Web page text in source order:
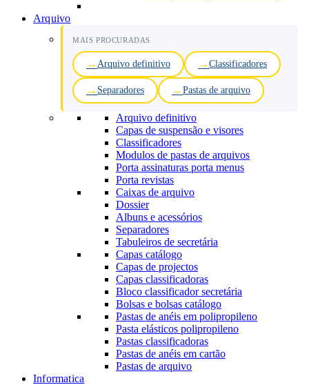
Arquivo
MAIS PROCURADAS
Arquivo definitivo Classificadores
Separadores Pastas de arquivo
Arquivo definitivo
Capas de suspensão e visores
Classificadores
Modulos de pastas de arquivos
Porta assinaturas porta menus
Porta revistas
Caixas de arquivo
Dossier
Albuns e acessórios
Separadores
Tabuleiros de secretária
Capas catálogo
Capas de projectos
Capas classificadoras
Bloco classificador secretária
Bolsas e bolsas catálogo
Pastas de anéis em polipropileno
Pasta elásticos polipropileno
Pastas classificadoras
Pastas de anéis em cartão
Pastas de arquivo
Informatica